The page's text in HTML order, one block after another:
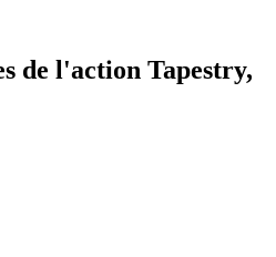
de l'action Tapestry,